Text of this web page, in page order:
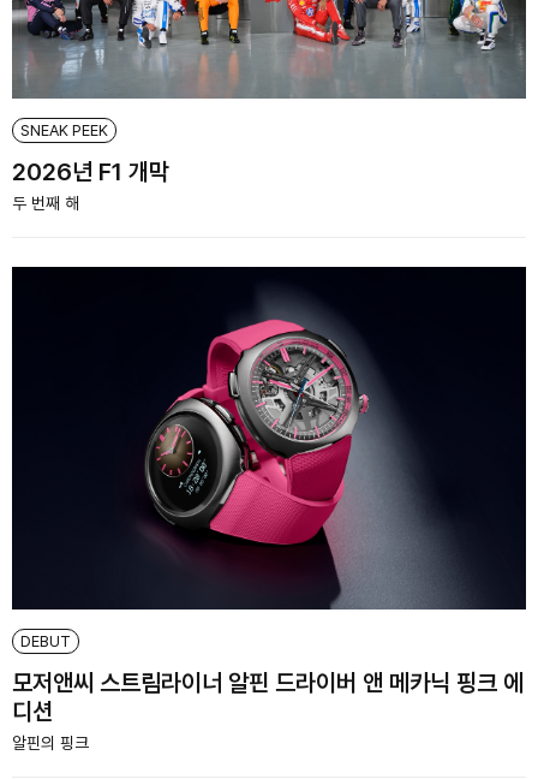
SNEAK PEEK
2026년 F1 개막
두 번째 해
DEBUT
모저앤씨 스트림라이너 알핀 드라이버 앤 메카닉 핑크 에
디션
알핀의 핑크